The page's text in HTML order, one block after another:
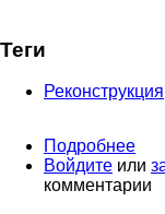
Теги
Реконструкция
Подробнее
Войдите или
комментарии